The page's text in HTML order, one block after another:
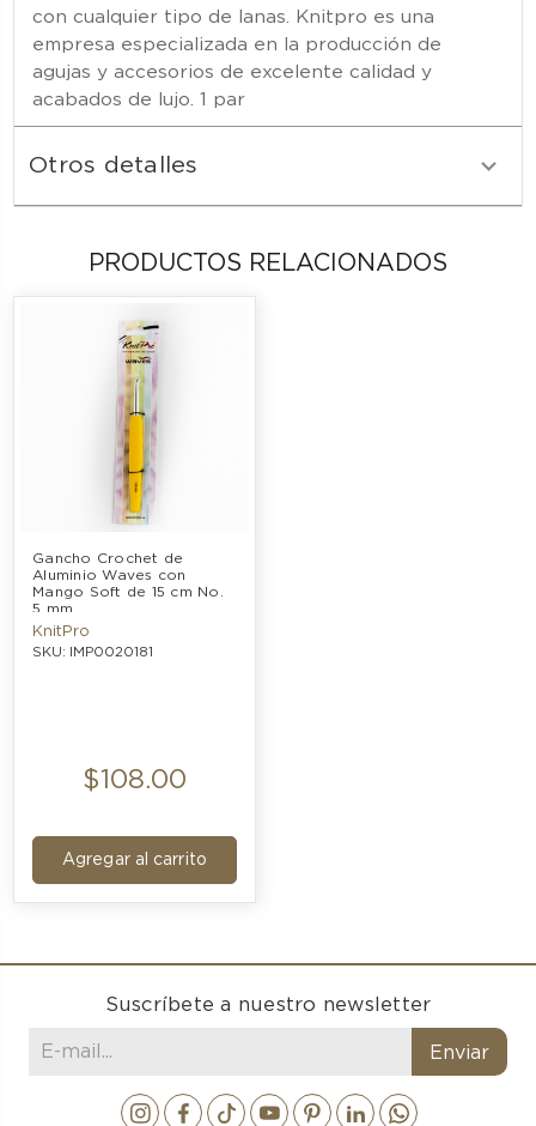
con cualquier tipo de lanas. Knitpro es una
empresa especializada en la producción de
agujas y accesorios de excelente calidad y
acabados de lujo. 1 par
Otros detalles
PRODUCTOS RELACIONADOS
Gancho Crochet de
Aluminio Waves con
Mango Soft de 15 cm No.
5 mm
KnitPro
SKU: IMP0020181
$108.00
Agregar al carrito
Suscríbete a nuestro newsletter